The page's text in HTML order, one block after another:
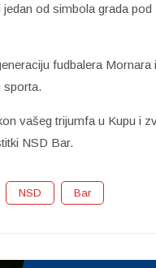
od simbola grada pod
fudbalera Mornara
sporta.
vašeg trijumfa u Kupu i
NSD Bar.
NSD Bar